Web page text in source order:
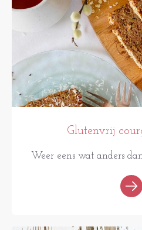
Glutenvrij
Weer eens wat anders